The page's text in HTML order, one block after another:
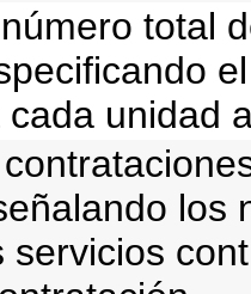
total
unidad
los
servicios